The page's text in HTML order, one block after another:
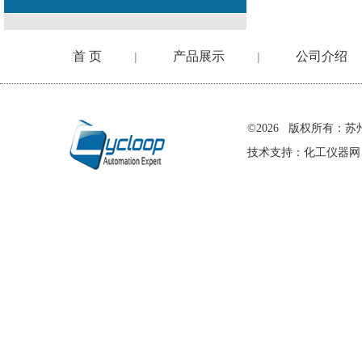
首 页 | 产品展示 | 公司介绍
©2026 版权所有：苏
技术支持： 化工仪器网